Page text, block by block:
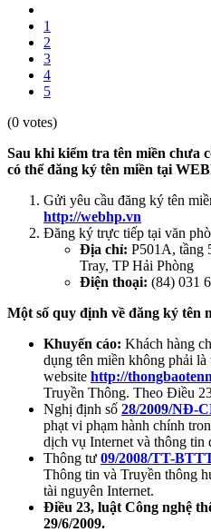
1
2
3
4
5
(0 votes)
Sau khi kiểm tra tên miền chưa
có thể đăng ký tên miền tại
Gửi yêu cầu đăng ký tên
http://webhp.vn
Đăng ký trực tiếp tại văn
Địa chỉ: P501A, tầng
Tray, TP Hải Phòng
Điện thoại: (84) 031
Một số quy định về đăng ký tên
Khuyến cáo: Khách hàng
dụng tên miền không phải
website http://
Truyền Thông. Theo Điều
Nghị định số 28/2009/NĐ-
phạt vi phạm hành chính
dịch vụ Internet và thông tin
Thông tư 09/2008/TT-
Thông tin và Truyền thông
tài nguyên Internet.
Điều 23, luật Công nghệ
29/6/2009.